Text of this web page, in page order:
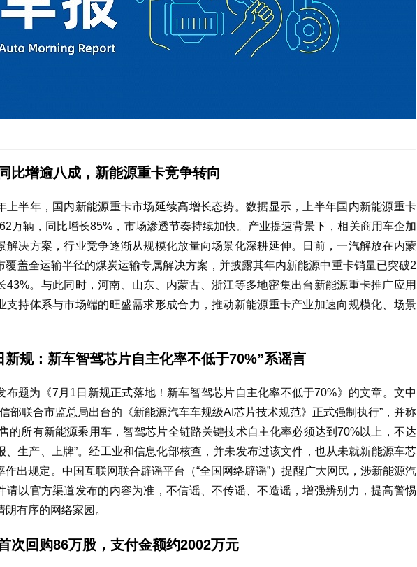
比增逾八成，新能源重卡竞争转向
上半年，国内新能源重卡市场延续高增长态势。数据显示，上半年国内新能源重卡
万辆，同比增长85%，市场渗透节奏持续加快。产业提速背景下，相关商用车企加
解决方案，行业竞争逐渐从规模化放量向场景化深耕延伸。日前，一汽解放在内蒙
覆盖全运输半径的煤炭运输专属解决方案，并披露其年内新能源中重卡销量已突破2
43%。与此同时，河南、山东、内蒙古、浙江等多地密集出台新能源重卡推广应用
支持体系与市场端的旺盛需求形成合力，推动新能源重卡产业加速向规模化、场景
新规：新车智驾芯片自主化率不低于70%”系谣言
布题为《7月1日新规正式落地！新车智驾芯片自主化率不低于70%》的文章。文中
部联合市监总局出台的《新能源汽车车规级AI芯片技术规范》正式强制执行”，并称
的所有新能源乘用车，智驾芯片全链路关键技术自主化率必须达到70%以上，不达
、生产、上牌”。经工业和信息化部核查，并未发布过该文件，也从未就新能源车芯
作出规定。中国互联网联合辟谣平台（“全国网络辟谣”）提醒广大网民，涉新能源汽
请以官方渠道发布的内容为准，不信谣、不传谣、不造谣，增强辨别力，提高警惕
有序的网络家园。
次回购86万股，支付金额约2002万元